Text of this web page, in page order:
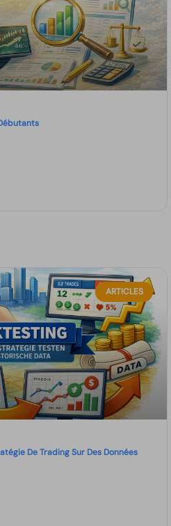
ARTICLES
De Trading Sur Des Données